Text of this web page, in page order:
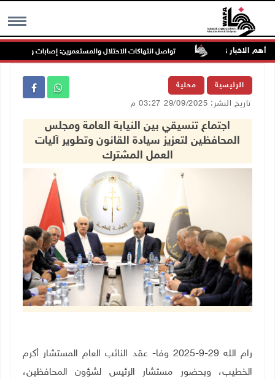
MENU أهم الاخبار تواصل انتهاكات الاحتلال والمستعمرين: إصابات واعتقالات
الرئيسية محلية
تاريخ النشر: 29/09/2025 03:27 م
اجتماع تنسيقي بين النيابة العامة ومجلس
المحافظين لتعزيز سيادة القانون وتطوير آليات
العمل المشترك
رام الله 29-9-2025 وفا- عقد النائب العام المستشار أكرم
الخطيب، وبحضور مستشار الرئيس لشؤون المحافظين،